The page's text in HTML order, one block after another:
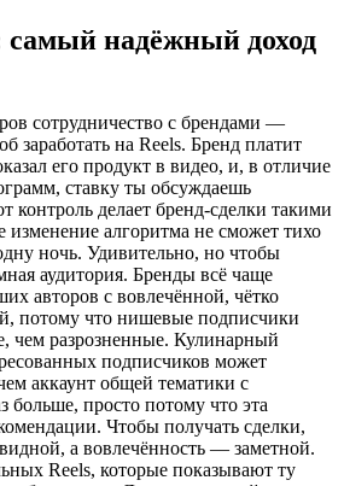
самый надёжный доход
сотрудничество с брендами —
заработать на Reels. Бренд платит
его продукт в видео, и, в отличие
ставку ты обсуждаешь
контроль делает бренд-сделки такими
алгоритма не сможет тихо
ночь. Удивительно, но чтобы
аудитория. Бренды всё чаще
авторов с вовлечённой, чётко
потому что нишевые подписчики
чем разрозненные. Кулинарный
подписчиков может
аккаунт общей тематики с
больше, просто потому что эта
Чтобы получать сделки,
а вовлечённость — заметной.
Reels, которые показывают ту